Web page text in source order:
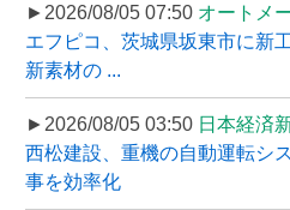
►2026/08/05 07:50 オートメ
エフピコ、茨城県坂東市に新
新素材の ...
►2026/08/05 03:50 日本経済
西松建設、重機の自動運転シ
事を効率化